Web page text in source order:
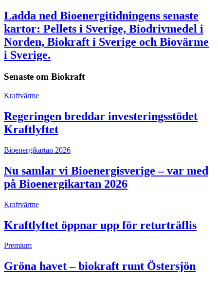
Ladda ned Bioenergitidningens senaste
kartor: Pellets i Sverige, Biodrivmedel i
Norden, Biokraft i Sverige och Biovärme
i Sverige.
Senaste om Biokraft
Kraftvärme
Regeringen breddar investeringsstödet
Kraftlyftet
Bioenergikartan 2026
Nu samlar vi Bioenergisverige – var med
på Bioenergikartan 2026
Kraftvärme
Kraftlyftet öppnar upp för returträflis
Premium
Gröna havet – biokraft runt Östersjön